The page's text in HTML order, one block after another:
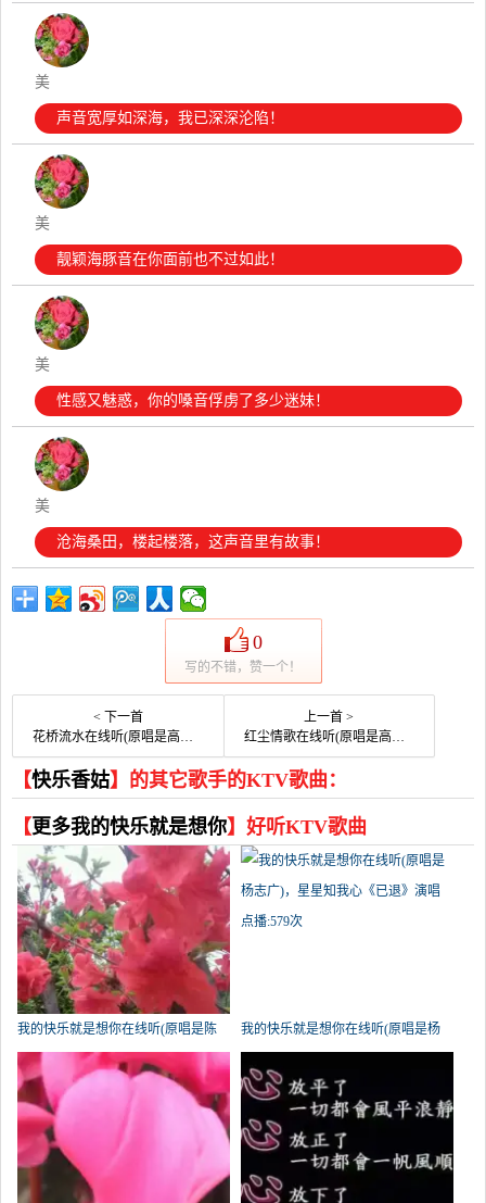
美
声音宽厚如深海，我已深深沦陷！
美
靓颖海豚音在你面前也不过如此！
美
性感又魅惑，你的嗓音俘虏了多少迷妹！
美
沧海桑田，楼起楼落，这声音里有故事！
0
写的不错，赞一个！
< 下一首
花桥流水在线听(原唱是高安/纳兰珠儿)，快乐香姑演唱点播:40次
上一首 >
红尘情歌在线听(原唱是高安/黑鸭子组合)，快乐香姑演唱点播:30次
【快乐香姑】的其它歌手的KTV歌曲：
【更多我的快乐就是想你】好听KTV歌曲
我的快乐就是想你在线听(原唱是陈
雅森)，梅子演唱点播:702次
我的快乐就是想你在线听(原唱是杨
播:579次